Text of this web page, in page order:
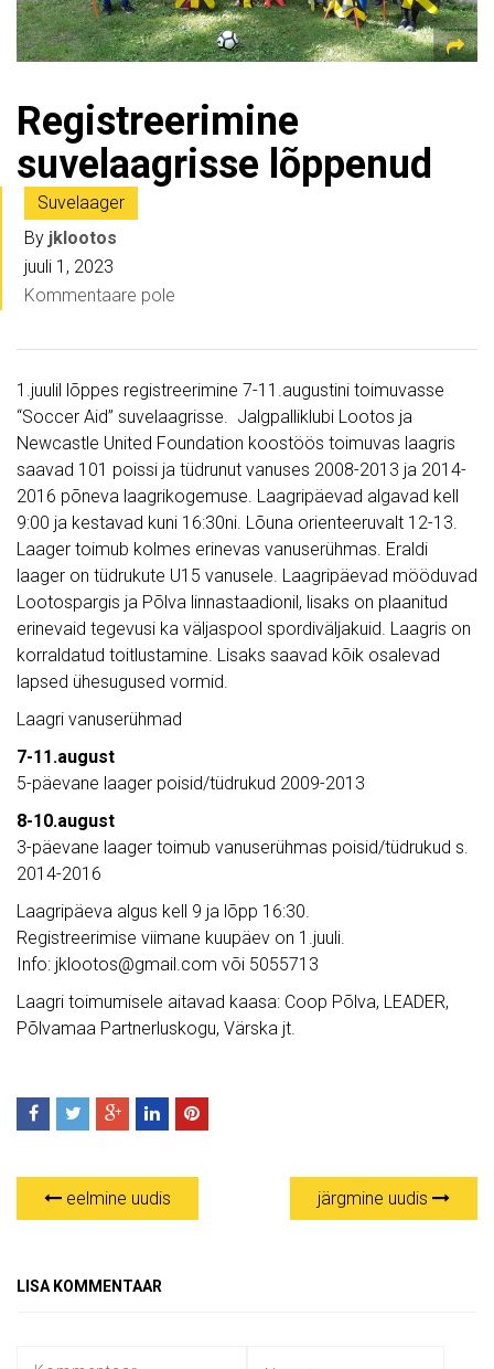
Registreerimine
suvelaagrisse lõppenud
Suvelaager
By jklootos
juuli 1, 2023
Kommentaare pole
1.juulil lõppes registreerimine 7-11.augustini toimuvasse
“Soccer Aid” suvelaagrisse. Jalgpalliklubi Lootos ja
Newcastle United Foundation koostöös toimuvas laagris
saavad 101 poissi ja tüdrunut vanuses 2008-2013 ja 2014-
2016 põneva laagrikogemuse. Laagripäevad algavad kell
9:00 ja kestavad kuni 16:30ni. Lõuna orienteeruvalt 12-13.
Laager toimub kolmes erinevas vanuserühmas. Eraldi
laager on tüdrukute U15 vanusele. Laagripäevad mööduvad
Lootospargis ja Põlva linnastaadionil, lisaks on plaanitud
erinevaid tegevusi ka väljaspool spordiväljakuid. Laagris on
korraldatud toitlustamine. Lisaks saavad kõik osalevad
lapsed ühesugused vormid.
Laagri vanuserühmad
7-11.august
5-päevane laager poisid/tüdrukud 2009-2013
8-10.august
3-päevane laager toimub vanuserühmas poisid/tüdrukud s.
2014-2016
Laagripäeva algus kell 9 ja lõpp 16:30.
Registreerimise viimane kuupäev on 1.juuli.
Info: jklootos@gmail.com või 5055713
Laagri toimumisele aitavad kaasa: Coop Põlva, LEADER,
Põlvamaa Partnerluskogu, Värska jt.
eelmine uudis järgmine uudis
LISA KOMMENTAAR